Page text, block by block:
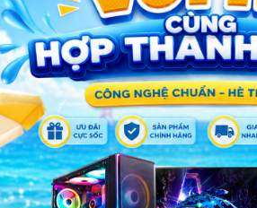
nhiều thiết bị trong mạng nội bộ.
cầu in ấn từ trung bình đến cao.